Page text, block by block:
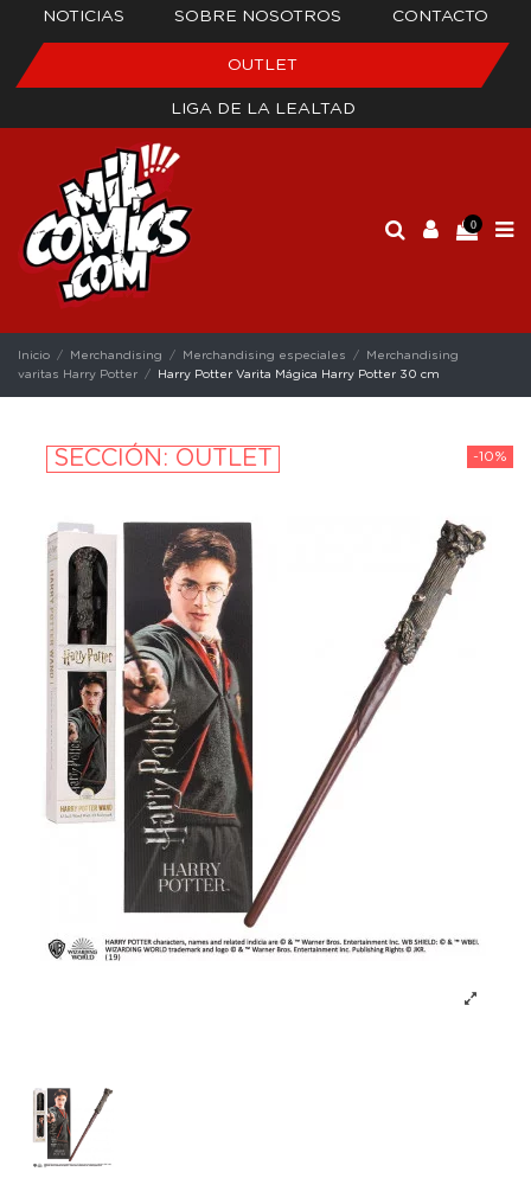
NOTICIAS SOBRE NOSOTROS CONTACTO
OUTLET
LIGA DE LA LEALTAD
0
Inicio Merchandising Merchandising especiales
Merchandising
varitas Harry Potter
Harry Potter Varita Mágica Harry Potter 30 cm
-10%
SECCIÓN: OUTLET